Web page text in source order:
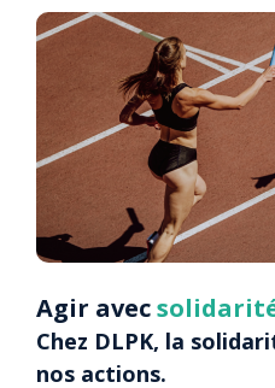
Agir avec
Chez DLPK, la
nos actions.